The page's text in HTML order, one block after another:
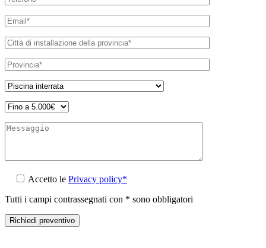
Accetto le Privacy policy*
Tutti i campi contrassegnati con * sono obbligatori